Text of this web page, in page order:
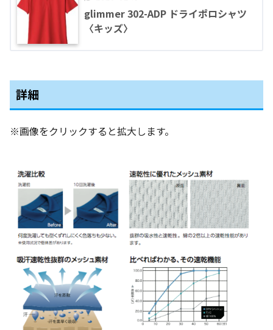
glimmer 302-ADP ドライポロシャツ
〈キッズ〉
詳細
※画像をクリックすると拡大します。